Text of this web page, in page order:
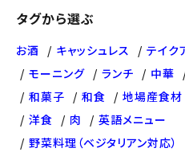
タグから選ぶ
お酒 キャッシュレス テイク
モーニング
ランチ 中華
和菓子
和食 地場産食材
洋食
肉
英語メニュー
野菜料理（ベジタリアン対応）